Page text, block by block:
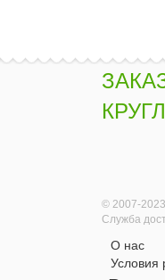
© 2007-
Служба
О нас
Условия